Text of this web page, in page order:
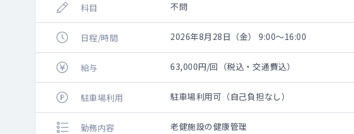
科目 不問
日程/時間 2026年8月28日（金） 9:00～16:00
給与 63,000円/回（税込・交通費込）
駐車場利用 駐車場利用可（自己負担なし）
勤務内容 老健施設の健康管理